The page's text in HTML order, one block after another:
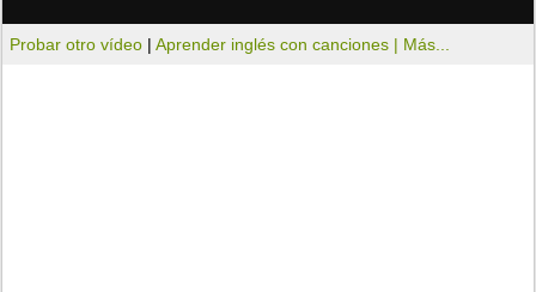
Probar otro vídeo |Aprender inglés con canciones | Más...